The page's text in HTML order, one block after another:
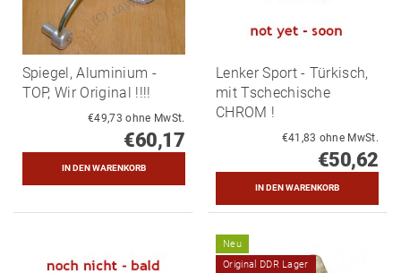
Spiegel, Aluminium -
TOP, Wir Original !!!!
€49,73 ohne MwSt.
€60,17
Lenker Sport - Türkisch,
mit Tschechische
CHROM !
€41,83 ohne MwSt.
€50,62
Neu
Original DDR Lager